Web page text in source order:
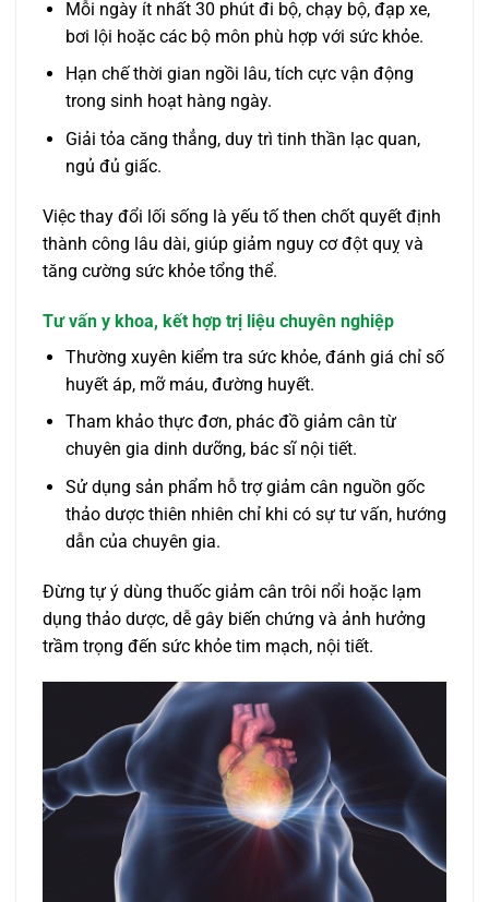
Mỗi ngày ít nhất 30 phút đi bộ, chạy bộ, đạp xe,
bơi lội hoặc các bộ môn phù hợp với sức khỏe.
Hạn chế thời gian ngồi lâu, tích cực vận động
trong sinh hoạt hàng ngày.
Giải tỏa căng thẳng, duy trì tinh thần lạc quan,
ngủ đủ giấc.
Việc thay đổi lối sống là yếu tố then chốt quyết định
thành công lâu dài, giúp giảm nguy cơ đột quỵ và
tăng cường sức khỏe tổng thể.
Tư vấn y khoa, kết hợp trị liệu chuyên nghiệp
Thường xuyên kiểm tra sức khỏe, đánh giá chỉ số
huyết áp, mỡ máu, đường huyết.
Tham khảo thực đơn, phác đồ giảm cân từ
chuyên gia dinh dưỡng, bác sĩ nội tiết.
Sử dụng sản phẩm hỗ trợ giảm cân nguồn gốc
thảo dược thiên nhiên chỉ khi có sự tư vấn, hướng
dẫn của chuyên gia.
Đừng tự ý dùng thuốc giảm cân trôi nổi hoặc lạm
dụng thảo dược, dễ gây biến chứng và ảnh hưởng
trầm trọng đến sức khỏe tim mạch, nội tiết.